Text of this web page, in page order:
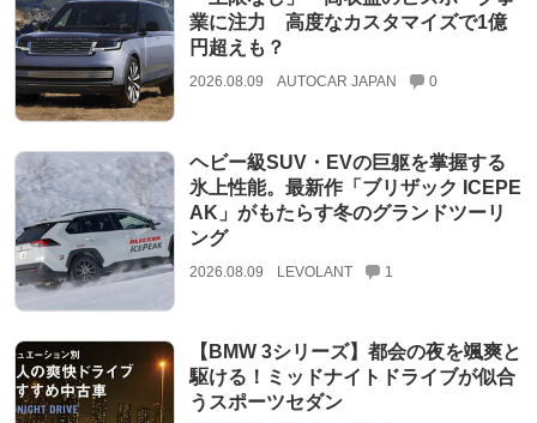
業に注力 高度なカスタマイズで1億
円超えも？
2026.08.09 AUTOCAR JAPAN 0
ヘビー級SUV・EVの巨躯を掌握する
氷上性能。最新作「ブリザック ICEPE
AK」がもたらす冬のグランドツーリ
ング
2026.08.09 LEVOLANT 1
【BMW 3シリーズ】都会の夜を颯爽と
駆ける！ミッドナイトドライブが似合
うスポーツセダン